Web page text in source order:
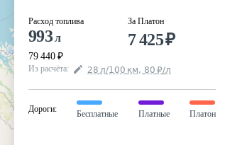
Расход топлива
993л
79 440 ₽
За Платон
7 425₽
Из расчёта: 28 л/100 км, 80 ₽/л
Дороги:
Бесплатные Платные Платон